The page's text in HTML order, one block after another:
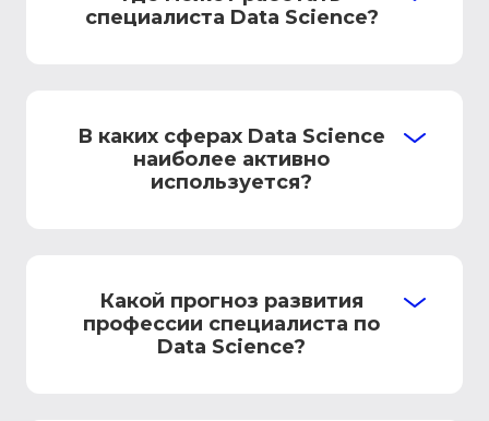
специалиста Data Science?
В каких сферах Data Science
наиболее активно
используется?
Какой прогноз развития
профессии специалиста по
Data Science?